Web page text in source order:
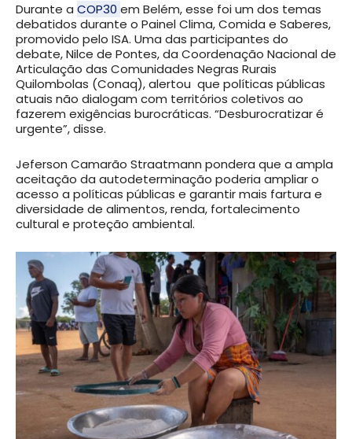
Durante a COP30 em Belém, esse foi um dos temas
debatidos durante o Painel Clima, Comida e Saberes,
promovido pelo ISA. Uma das participantes do
debate, Nilce de Pontes, da Coordenação Nacional de
Articulação das Comunidades Negras Rurais
Quilombolas (Conaq), alertou que políticas públicas
atuais não dialogam com territórios coletivos ao
fazerem exigências burocráticas. “Desburocratizar é
urgente”, disse.
Jeferson Camarão Straatmann pondera que a ampla
aceitação da autodeterminação poderia ampliar o
acesso a políticas públicas e garantir mais fartura e
diversidade de alimentos, renda, fortalecimento
cultural e proteção ambiental.